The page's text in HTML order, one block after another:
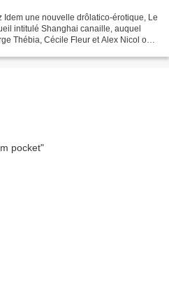
Idem une nouvelle drôlatico-érotique, Le
intitulé Shanghai canaille, auquel
Thébia, Cécile Fleur et Alex Nicol ont